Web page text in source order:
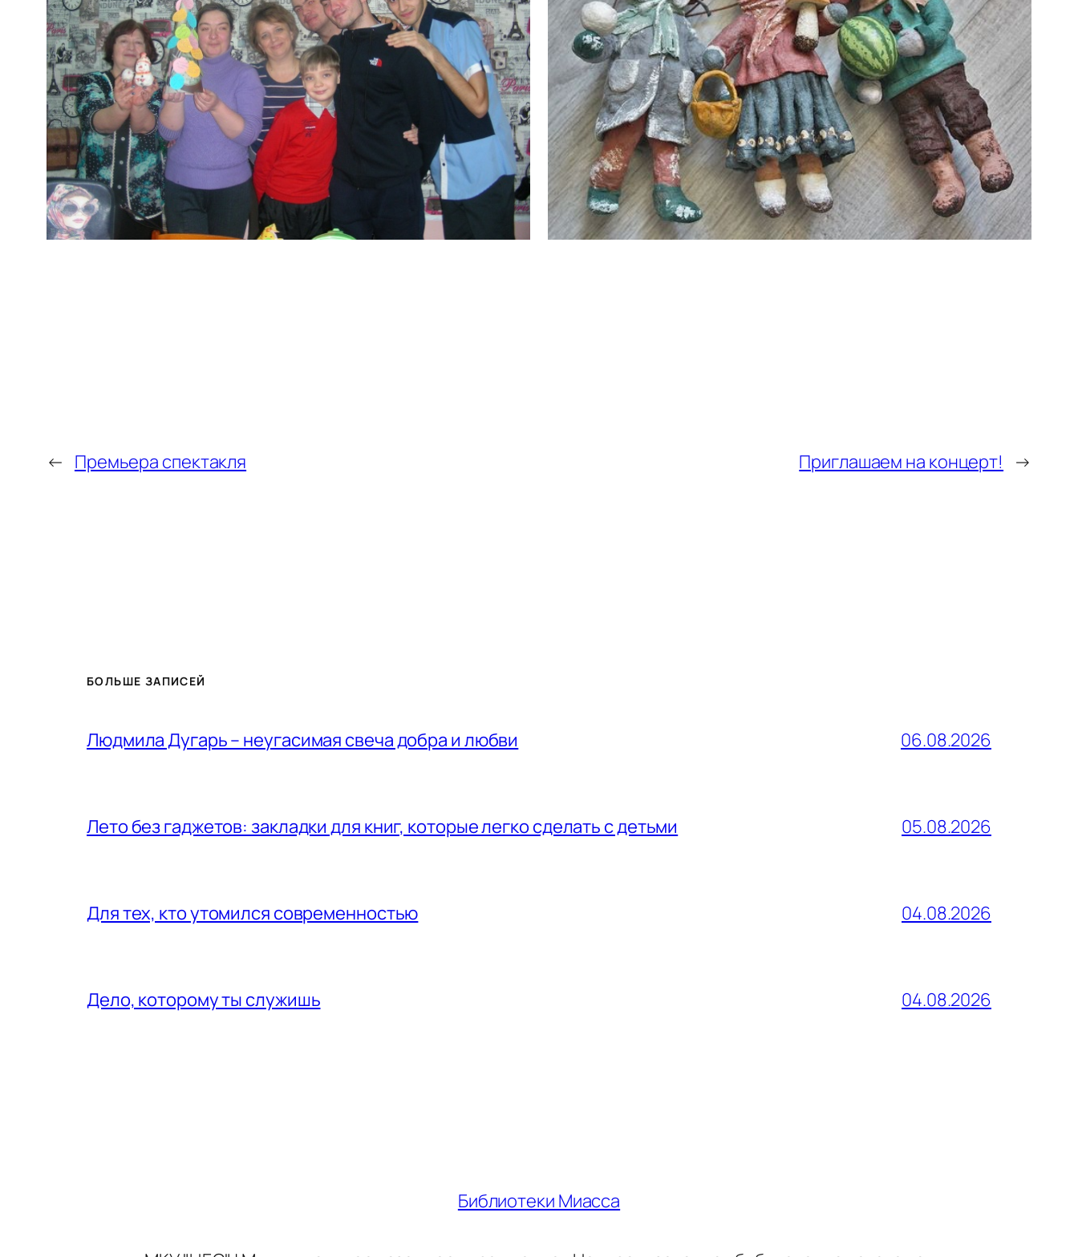
← Премьера спектакля Приглашаем на концерт! →
БОЛЬШЕ ЗАПИСЕЙ
Людмила Дугарь – неугасимая свеча добра и любви 06.08.2026
Лето без гаджетов: закладки для книг, которые легко сделать с детьми 05.08.2026
Для тех, кто утомился современностью 04.08.2026
Дело, которому ты служишь 04.08.2026
Библиотеки Миасса